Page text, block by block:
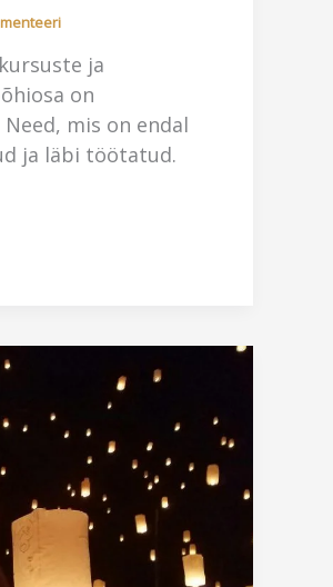
ja
on
mis on endal
ja läbi töötatud.